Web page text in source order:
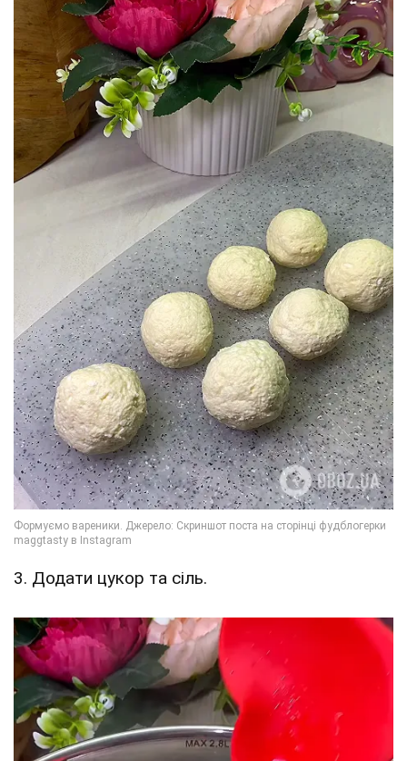
3. Додати цукор та сіль.